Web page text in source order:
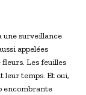
une surveillance
appelées
fleurs. Les feuilles
leur temps. Et oui,
encombrante